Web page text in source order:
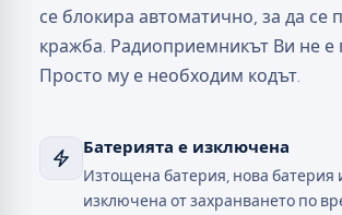
се блокира автоматично, за да се
кражба. Радиоприемникът Ви не е
Просто му е необходим кодът.
Батерията е изключена
Изтощена батерия, нова батерия
изключена от захранването по